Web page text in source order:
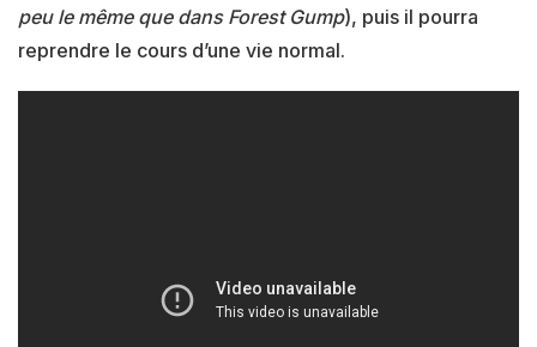
peu le même que dans Forest Gump), puis il pourra
reprendre le cours d’une vie normal.